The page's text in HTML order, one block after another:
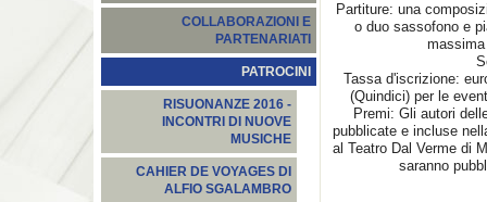
COLLABORAZIONI E
PARTENARIATI
PATROCINI
RISUONANZE 2016 -
INCONTRI DI NUOVE
MUSICHE
CAHIER DE VOYAGES DI
ALFIO SGALAMBRO
Partiture: una
o duo sassofono e
Tassa d'iscrizione:
(Quindici) per le
Premi: Gli autori
pubblicate e incluse
al Teatro Dal Verme di
saranno